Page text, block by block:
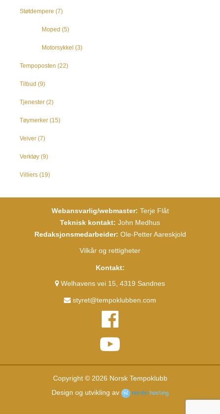
Støtdempere (7)
Moped (5)
Motorsykkel (3)
Tempoposten (22)
Tilbud (9)
Tjenester (2)
Tøymerker (15)
Veiver (7)
Verktøy (9)
Villiers (19)
Webansvarlig/webmaster: Terje Flåt
Teknisk kontakt: John Medhus
Redaksjonsmedarbeider: Ole-Petter Aareskjold
Vilkår og rettigheter
Kontakt:
Welhavens vei 15, 4319 Sandnes
styret@tempoklubben.com
Copyright © 2026 Norsk Tempoklubb
Design og utvikling av